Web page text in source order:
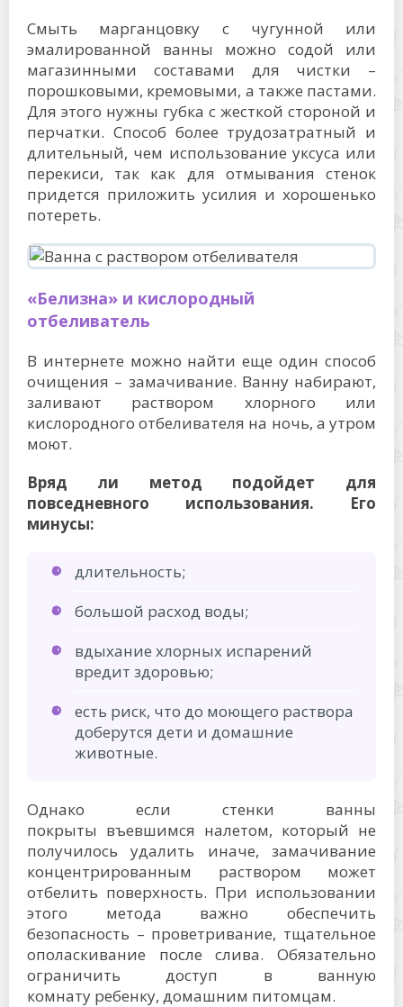
Смыть марганцовку с чугунной или
эмалированной ванны можно содой или
магазинными составами для чистки –
порошковыми, кремовыми, а также пастами.
Для этого нужны губка с жесткой стороной и
перчатки. Способ более трудозатратный и
длительный, чем использование уксуса или
перекиси, так как для отмывания стенок
придется приложить усилия и хорошенько
потереть.
«Белизна» и кислородный
отбеливатель
В интернете можно найти еще один способ
очищения – замачивание. Ванну набирают,
заливают раствором хлорного или
кислородного отбеливателя на ночь, а утром
моют.
Вряд ли метод подойдет для
повседневного использования. Его
минусы:
длительность;
большой расход воды;
вдыхание хлорных испарений
вредит здоровью;
есть риск, что до моющего раствора
доберутся дети и домашние
животные.
Однако если стенки ванны
покрыты въевшимся налетом, который не
получилось удалить иначе, замачивание
концентрированным раствором может
отбелить поверхность. При использовании
этого метода важно обеспечить
безопасность – проветривание, тщательное
ополаскивание после слива. Обязательно
ограничить доступ в ванную
комнату ребенку, домашним питомцам.